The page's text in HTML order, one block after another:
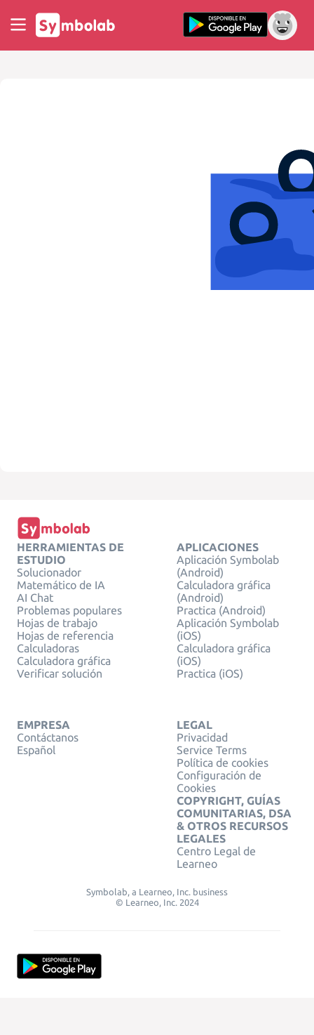
HERRAMIENTAS DE
ESTUDIO
Solucionador
Matemático de IA
AI Chat
Problemas populares
Hojas de trabajo
Hojas de referencia
Calculadoras
Calculadora gráfica
Verificar solución
APLICACIONES
Aplicación Symbolab
(Android)
Calculadora gráfica
(Android)
Practica (Android)
Aplicación Symbolab
(iOS)
Calculadora gráfica
(iOS)
Practica (iOS)
EMPRESA
Contáctanos
Español
LEGAL
Privacidad
Service Terms
Política de cookies
Configuración de
Cookies
COPYRIGHT, GUÍAS
COMUNITARIAS, DSA
& OTROS RECURSOS
LEGALES
Centro Legal de
Learneo
Symbolab, a Learneo, Inc. business
© Learneo, Inc. 2024